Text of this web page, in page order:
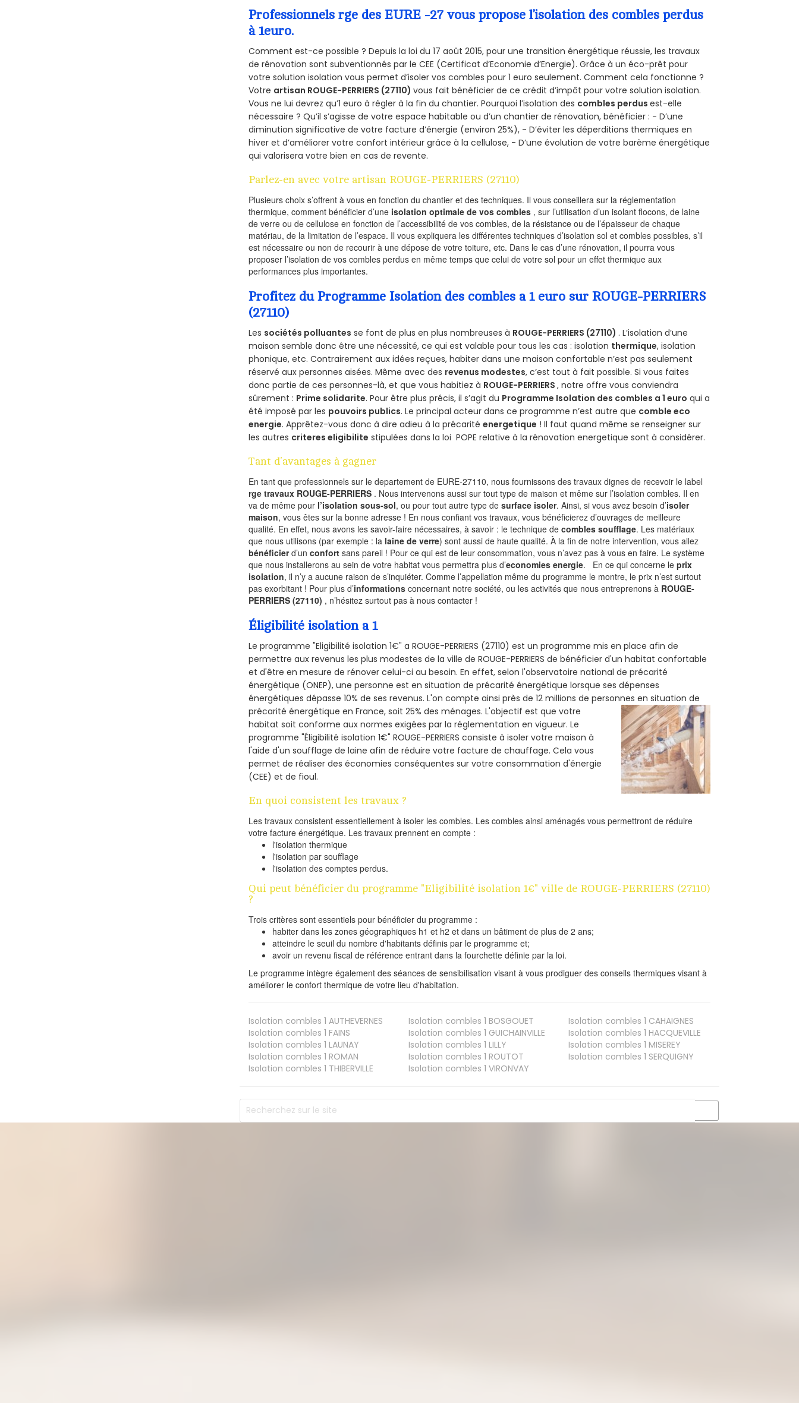
Professionnels rge des EURE -27 vous propose l’isolation des combles perdus
à 1euro.
Comment est-ce possible ? Depuis la loi du 17 août 2015, pour une transition énergétique réussie, les travaux
de rénovation sont subventionnés par le CEE (Certificat d’Economie d’Energie). Grâce à un éco-prêt pour
votre solution isolation vous permet d’isoler vos combles pour 1 euro seulement. Comment cela fonctionne ?
Votre artisan ROUGE-PERRIERS (27110)vous fait bénéficier de ce crédit d’impôt pour votre solution isolation.
Vous ne lui devrez qu’1 euro à régler à la fin du chantier. Pourquoi l’isolation des combles perdusest-elle
nécessaire ? Qu’il s’agisse de votre espace habitable ou d’un chantier de rénovation, bénéficier : - D’une
diminution significative de votre facture d’énergie (environ 25%), - D’éviter les déperditions thermiques en
hiver et d’améliorer votre confort intérieur grâce à la cellulose, - D’une évolution de votre barème énergétique
qui valorisera votre bien en cas de revente.
Parlez-en avec votre artisan ROUGE-PERRIERS (27110)
Plusieurs choix s’offrent à vous en fonction du chantier et des techniques. Il vous conseillera sur la réglementation
thermique, comment bénéficier d’une isolation optimale de vos combles , sur l’utilisation d’un isolant flocons, de laine
de verre ou de cellulose en fonction de l’accessibilité de vos combles, de la résistance ou de l’épaisseur de chaque
matériau, de la limitation de l’espace. Il vous expliquera les différentes techniques d’isolation sol et combles possibles, s’il
est nécessaire ou non de recourir à une dépose de votre toiture, etc. Dans le cas d’une rénovation, il pourra vous
proposer l’isolation de vos combles perdus en même temps que celui de votre sol pour un effet thermique aux
performances plus importantes.
Profitez du Programme Isolation des combles a 1 euro sur ROUGE-PERRIERS
(27110)
Les sociétés polluantes se font de plus en plus nombreuses à ROUGE-PERRIERS (27110) . L’isolation d’une
maison semble donc être une nécessité, ce qui est valable pour tous les cas : isolation thermique, isolation
phonique, etc. Contrairement aux idées reçues, habiter dans une maison confortable n’est pas seulement
réservé aux personnes aisées. Même avec des revenus modestes, c’est tout à fait possible. Si vous faites
donc partie de ces personnes-là, et que vous habitiez à ROUGE-PERRIERS, notre offre vous conviendra
sûrement : Prime solidarite. Pour être plus précis, il s’agit du Programme Isolation des combles a 1 euro qui a
été imposé par les pouvoirs publics. Le principal acteur dans ce programme n’est autre que comble eco
energie. Apprêtez-vous donc à dire adieu à la précaritéenergetique ! Il faut quand même se renseigner sur
les autres criteres eligibilite stipulées dans la loi POPE relative à la rénovation energetique sont à considérer.
Tant d’avantages à gagner
En tant que professionnels sur le departement de EURE-27110, nous fournissons des travaux dignes de recevoir le label
rge travaux ROUGE-PERRIERS . Nous intervenons aussi sur tout type de maison et même sur l’isolation combles. Il en
va de même pour l’isolation sous-sol, ou pour tout autre type desurface isoler. Ainsi, si vous avez besoin d’isoler
maison, vous êtes sur la bonne adresse ! En nous confiant vos travaux, vous bénéficierez d’ouvrages de meilleure
qualité. En effet, nous avons les savoir-faire nécessaires, à savoir : le technique decombles soufflage. Les matériaux
que nous utilisons (par exemple : la laine de verre) sont aussi de haute qualité. À la fin de notre intervention, vous allez
bénéficierd’unconfort sans pareil ! Pour ce qui est de leur consommation, vous n’avez pas à vous en faire. Le système
que nous installerons au sein de votre habitat vous permettra plus d’economies energie. En ce qui concerne leprix
isolation, il n’y a aucune raison de s’inquiéter. Comme l’appellation même du programme le montre, le prix n’est surtout
pas exorbitant ! Pour plus d’informations concernant notre société, ou les activités que nous entreprenons à ROUGE-
PERRIERS (27110) , n’hésitez surtout pas à nous contacter !
Éligibilité isolation a 1
Le programme "Eligibilité isolation 1€" a ROUGE-PERRIERS (27110) est un programme mis en place afin de
permettre aux revenus les plus modestes de la ville de ROUGE-PERRIERS de bénéficier d'un habitat confortable
et d'être en mesure de rénover celui-ci au besoin. En effet, selon l'observatoire national de précarité
énergétique (ONEP), une personne est en situation de précarité énergétique lorsque ses dépenses
énergétiques dépasse 10% de ses revenus. L'on compte ainsi près de 12 millions de personnes en situation de
précarité énergétique en France, soit 25% des ménages.L'objectif est que votre
habitat soit conforme aux normes exigées par la réglementation en vigueur. Le
programme "Éligibilité isolation 1€" ROUGE-PERRIERS consiste à isoler votre maison à
l'aide d'un soufflage de laine afin de réduire votre facture de chauffage. Cela vous
permet de réaliser des économies conséquentes sur votre consommation d'énergie
(CEE) et de fioul.
En quoi consistent les travaux ?
Les travaux consistent essentiellement à isoler les combles. Les combles ainsi aménagés vous permettront de réduire
votre facture énergétique. Les travaux prennent en compte :
l'isolation thermique
l'isolation par soufflage
l'isolation des comptes perdus.
Qui peut bénéficier du programme "Eligibilité isolation 1€" ville de ROUGE-PERRIERS (27110)
?
Trois critères sont essentiels pour bénéficier du programme :
habiter dans les zones géographiques h1 et h2 et dans un bâtiment de plus de 2 ans;
atteindre le seuil du nombre d'habitants définis par le programme et;
avoir un revenu fiscal de référence entrant dans la fourchette définie par la loi.
Le programme intègre également des séances de sensibilisation visant à vous prodiguer des conseils thermiques visant à
améliorer le confort thermique de votre lieu d'habitation.
Isolation combles 1 AUTHEVERNES Isolation combles 1 BOSGOUET Isolation combles 1 CAHAIGNES
Isolation combles 1 FAINS Isolation combles 1 GUICHAINVILLE Isolation combles 1 HACQUEVILLE
Isolation combles 1 LAUNAY Isolation combles 1 LILLY Isolation combles 1 MISEREY
Isolation combles 1 ROMAN Isolation combles 1 ROUTOT Isolation combles 1 SERQUIGNY
Isolation combles 1 THIBERVILLE Isolation combles 1 VIRONVAY